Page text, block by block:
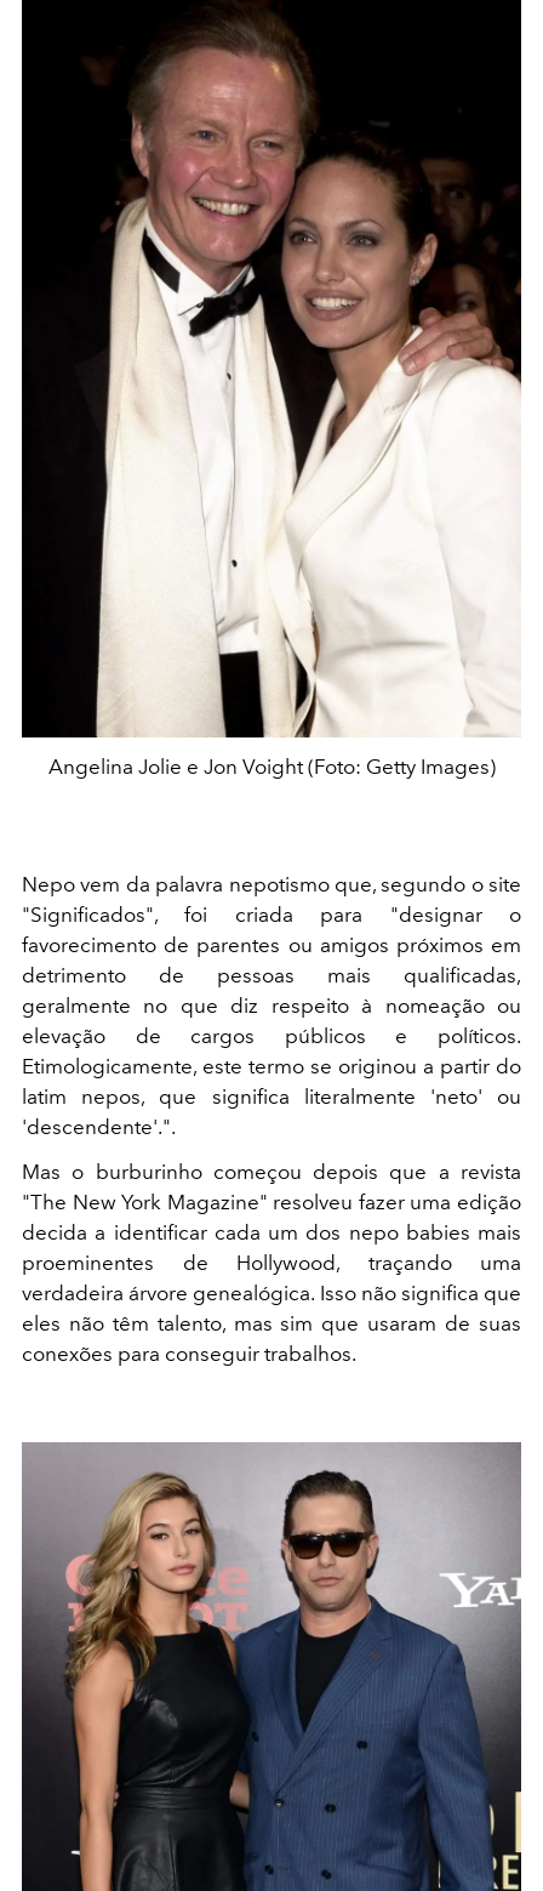
Angelina Jolie e Jon Voight (Foto: Getty Images)
Nepo vem da palavra nepotismo que, segundo o site
"Significados", foi criada para "designar o
favorecimento de parentes ou amigos próximos em
detrimento de pessoas mais qualificadas,
geralmente no que diz respeito à nomeação ou
elevação de cargos públicos e políticos.
Etimologicamente, este termo se originou a partir do
latim nepos, que significa literalmente 'neto' ou
'descendente'.".
Mas o burburinho começou depois que a revista
"The New York Magazine" resolveu fazer uma edição
decida a identificar cada um dos nepo babies mais
proeminentes de Hollywood, traçando uma
verdadeira árvore genealógica. Isso não significa que
eles não têm talento, mas sim que usaram de suas
conexões para conseguir trabalhos.